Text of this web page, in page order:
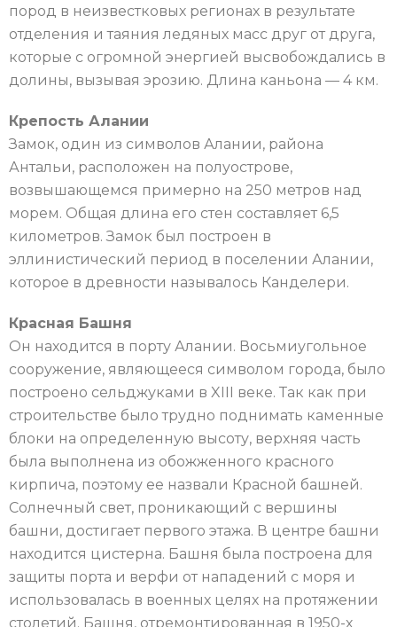
пород в неизвестковых регионах в результате
отделения и таяния ледяных масс друг от друга,
которые с огромной энергией высвобождались в
долины, вызывая эрозию. Длина каньона — 4 км.
Крепость Алании
Замок, один из символов Алании, района
Антальи, расположен на полуострове,
возвышающемся примерно на 250 метров над
морем. Общая длина его стен составляет 6,5
километров. Замок был построен в
эллинистический период в поселении Алании,
которое в древности называлось Канделери.
Красная Башня
Он находится в порту Алании. Восьмиугольное
сооружение, являющееся символом города, было
построено сельджуками в XIII веке. Так как при
строительстве было трудно поднимать каменные
блоки на определенную высоту, верхняя часть
была выполнена из обожженного красного
кирпича, поэтому ее назвали Красной башней.
Солнечный свет, проникающий с вершины
башни, достигает первого этажа. В центре башни
находится цистерна. Башня была построена для
защиты порта и верфи от нападений с моря и
использовалась в военных целях на протяжении
столетий. Башня, отремонтированная в 1950-х